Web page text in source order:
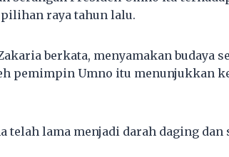
raya tahun lalu.
berkata, menyamakan budaya
pemimpin Umno itu menunjukkan
telah lama menjadi darah daging dan